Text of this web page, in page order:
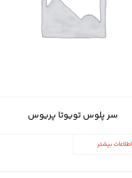
سر پلوس تویوتا پریوس
اطلاعات بیشتر